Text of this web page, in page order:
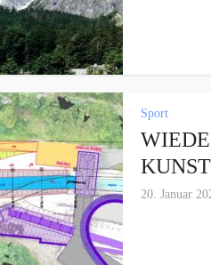
Sport
20. Januar